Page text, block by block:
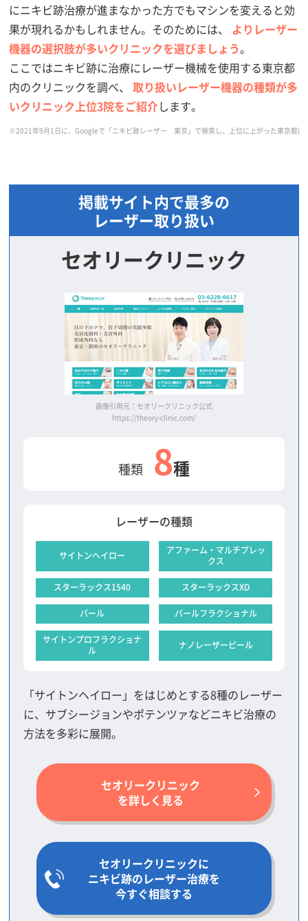
にニキビ跡治療が進まなかった方でもマシンを変えると効
果が現れるかもしれません。そのためには、 よりレーザー
機器の選択肢が多いクリニックを選びましょう。
ここではニキビ跡に治療にレーザー機械を使用する東京都
内のクリニックを調べ、取り扱いレーザー機器の種類が多
いクリニック上位3院をご紹介します。
※2021年9月1日に、Googleで「ニキビ跡レーザー 東京」で検索し、上位に上がった東京都内
掲載サイト内で最多の
レーザー取り扱い
セオリークリニック
画像引用元：セオリークリニック公式
https://theory-clinic.com/
種類 8種
レーザーの種類
サイトンヘイロー
アファーム・マルチプレッ
クス
スターラックス1540 スターラックスXD
パール パールフラクショナル
サイトンプロフラクショナ
ル
ナノレーザーピール
「サイトンヘイロー」をはじめとする8種のレーザー
に、サブシージョンやポテンツァなどニキビ治療の
方法を多彩に展開。
セオリークリニック
を詳しく見る
セオリークリニックに
ニキビ跡のレーザー治療を
今すぐ相談する